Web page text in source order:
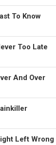
To Know
Too Late
And Over
Left Wrong